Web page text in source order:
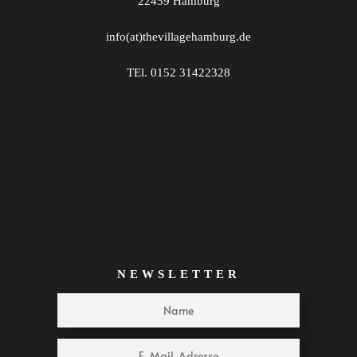
info(at)thevillagehamburg.de
TEl. 0152 31422328
NEWSLETTER